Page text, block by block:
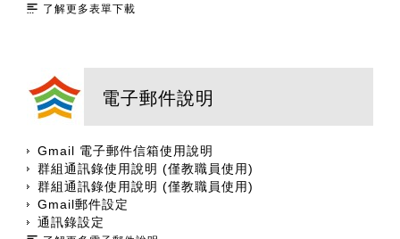
了解更多表單下載
電子郵件說明
Gmail 電子郵件信箱使用說明
群組通訊錄使用說明 (僅教職員使用)
群組通訊錄使用說明 (僅教職員使用)
Gmail郵件設定
通訊錄設定